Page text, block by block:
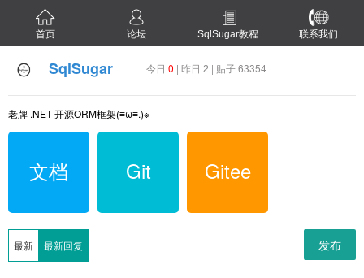
首页 论坛 SqlSugar教程 联系我们
SqlSugar 今日 0 | 昨日 2 | 贴子 63354
老牌 .NET 开源ORM框架(≡ω≡.)※
文档 Git Gitee
最新 最新回复 发布